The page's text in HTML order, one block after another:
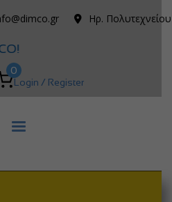
Ηρ.
στην DIMCO!
0
Login / Register